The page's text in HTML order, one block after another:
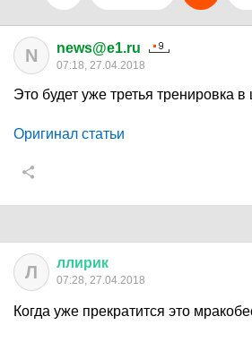
N news@e1.ru
07:18, 27.04.2018
Это будет уже третья тренировка в
Оригинал статьи
Л ллирик
07:28, 27.04.2018
Когда уже прекратится это